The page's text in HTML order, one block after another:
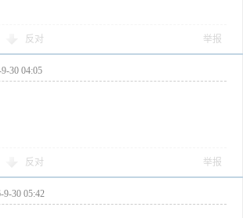
反对 举报
30 04:05
反对 举报
9-30 05:42